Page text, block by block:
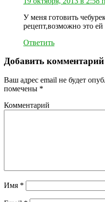
У меня готовить
рецепт,возможно это ей
Ответить
Добавить комментарий
Ваш адрес email не будет
помечены *
Комментарий
Имя *